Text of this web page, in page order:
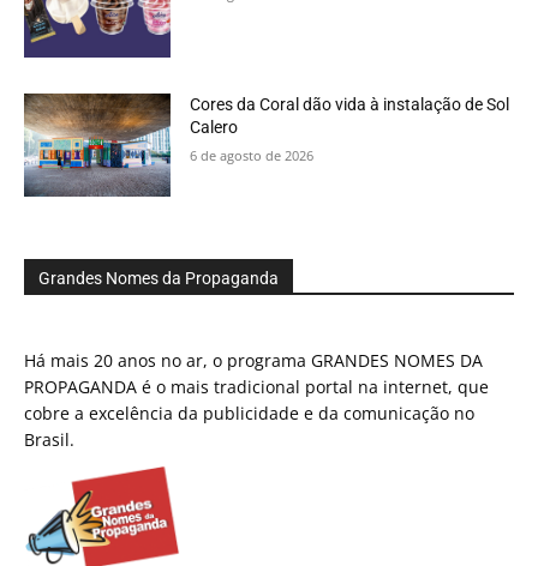
Cores da Coral dão vida à instalação de Sol
Calero
6 de agosto de 2026
Grandes Nomes da Propaganda
Há mais 20 anos no ar, o programa GRANDES NOMES DA
PROPAGANDA é o mais tradicional portal na internet, que
cobre a excelência da publicidade e da comunicação no
Brasil.